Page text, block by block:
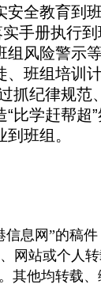
安全教育到
手册执行
风险警示
、班组培训
抓纪律规范
比学赶帮超
班组。
息网”的稿件
网站或个人
其他均转载